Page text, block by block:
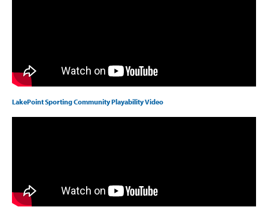
LakePoint Sporting Community Playability Video